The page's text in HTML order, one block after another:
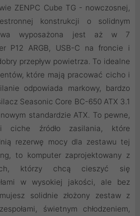
ZENPC Cube TG - nowczosnej,
konstrukcji o solidnym
wyposażona jest aż w 7
P12 ARGB, USB-C na froncie i
przepływ powietrza. To idealne
które mają pracować cicho i
odpowiada markowy, bardzo
Seasonic Core BC-650 ATX 3.1
standardzie ATX. To pewne,
i ciche źródło zasilania, które
rezerwę mocy dla zestawu tej
to komputer zaprojektowany z
którzy chcą cieszyć się
w wysokiej jakości, ale bez
solidnie złożony zestaw z
świetnym chłodzeniem,